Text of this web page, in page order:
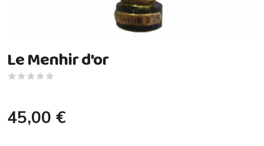
Le Menhir d'or
45,00 €